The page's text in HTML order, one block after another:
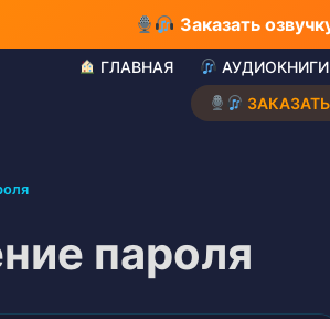
Заказать
ГЛАВНАЯ АУДИОКНИГИ
пароля